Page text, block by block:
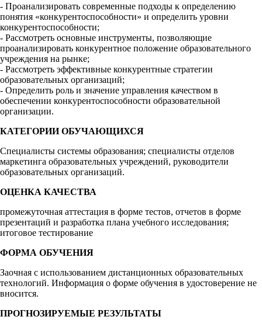
- Проанализировать современные подходы к определению
понятия «конкурентоспособности» и определить уровни
конкурентоспособности;
- Рассмотреть основные инструменты, позволяющие
проанализировать конкурентное положение образовательного
учреждения на рынке;
- Рассмотреть эффективные конкурентные стратегии
образовательных организаций;
- Определить роль и значение управления качеством в
обеспечении конкурентоспособности образовательной
организации.
КАТЕГОРИИ ОБУЧАЮЩИХСЯ
Специалисты системы образования; специалисты отделов
маркетинга образовательных учреждений, руководители
образовательных организаций.
ОЦЕНКА КАЧЕСТВА
промежуточная аттестация в форме тестов, отчетов в форме
презентаций и разработка плана учебного исследования;
итоговое тестирование
ФОРМА ОБУЧЕНИЯ
Заочная с использованием дистанционных образовательных
технологий. Информация о форме обучения в удостоверение не
вносится.
ПРОГНОЗИРУЕМЫЕ РЕЗУЛЬТАТЫ